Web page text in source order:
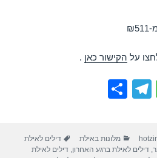
על הקישור כאן .
W
s
T
gr
e
קטגוריות
מלונות באילת תגיות
דילים לאילת
,דילים לאילת ברגע האחרון,דילים לאילת